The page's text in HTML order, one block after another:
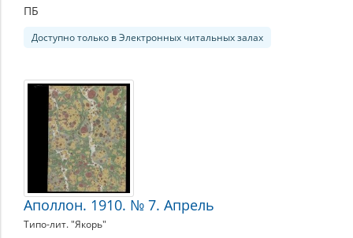
ПБ
Доступно только в Электронных читальных залах
Аполлон. 1910. № 7. Апрель
Типо-лит. "Якорь"